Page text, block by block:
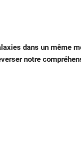
dans un même
notre